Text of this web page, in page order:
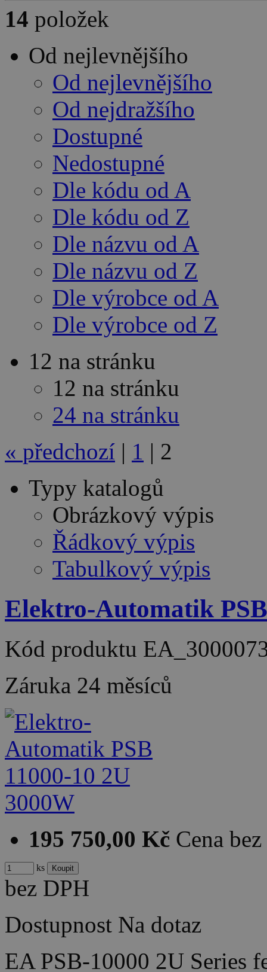
14 položek
Od nejlevnějšího
Od nejlevnějšího
Od nejdražšího
Dostupné
Nedostupné
Dle kódu od A
Dle kódu od Z
Dle názvu od A
Dle názvu od Z
Dle výrobce od A
Dle výrobce od Z
12 na stránku
12 na stránku
24 na stránku
« předchozí | 1 | 2
Typy katalogů
Obrázkový výpis
Řádkový výpis
Tabulkový výpis
Elektro-Automatik
Kód produktu
Záruka 24 měsíců
195 750,00 Kč Cena
ks
bez DPH
Dostupnost Na dotaz
EA PSB-10000 2U Series